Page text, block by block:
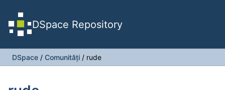
DSpace Repository
DSpace / Comunități / rude